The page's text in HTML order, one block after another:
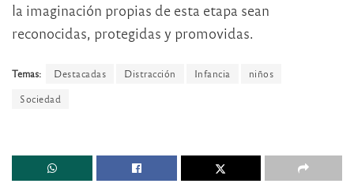
la imaginación propias de esta etapa sean
reconocidas, protegidas y promovidas.
Temas: Destacadas Distracción Infancia
niños
Sociedad